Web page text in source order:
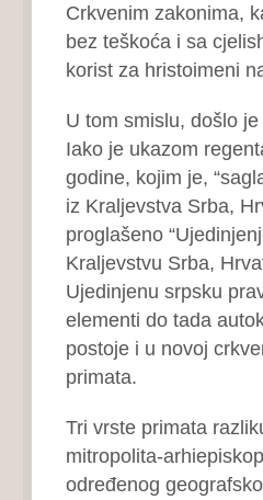
Crkvenim zakonima,
bez teškoća i sa
korist za hristoimeni
U tom smislu, došlo
Iako je ukazom
godine, kojim je,
iz Kraljevstva Srba,
proglašeno
Kraljevstvu Srba,
Ujedinjenu srpsku
elementi do tada
postoje i u novoj
primata.
Tri vrste primata
mitropolita-
određenog